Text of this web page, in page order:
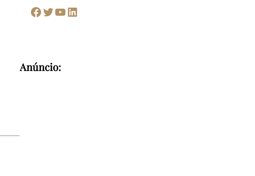
Facebook Twitter Youtube LinkedIn
Anúncio: